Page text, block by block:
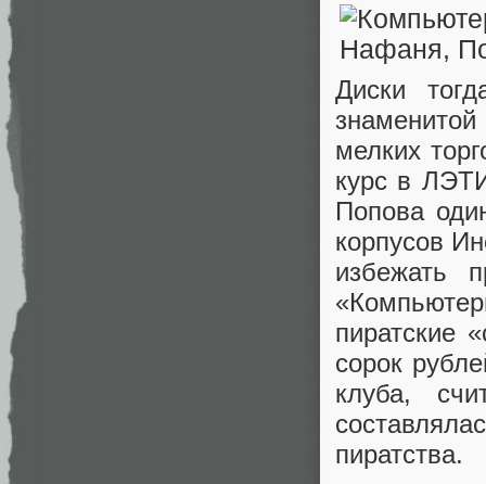
Диски
мелких
курс в
Попова
корпусов
избежать
пиратские
сорок
клуба,
пиратства.